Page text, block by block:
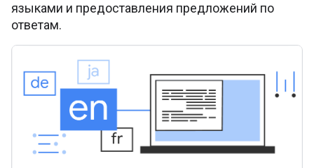
языками и предоставления предложений по
ответам.